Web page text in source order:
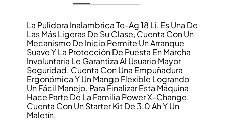
La Pulidora Inalambrica Te-Ag 18 Li, Es Una De
Las Más Ligeras De Su Clase, Cuenta Con Un
Mecanismo De Inicio Permite Un Arranque
Suave Y La Protección De Puesta En Marcha
Involuntaria Le Garantiza Al Usuario Mayor
Seguridad. Cuenta Con Una Empuñadura
Ergonómica Y Un Mango Flexible Logrando
Un Fácil Manejo. Para Finalizar Esta Máquina
Hace Parte De La Familia Power X-Change.
Cuenta Con Un Starter Kit De 3.0 Ah Y Un
Maletín.